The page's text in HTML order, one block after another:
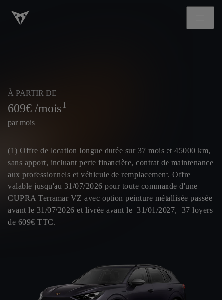
À PARTIR DE
609€ /mois1
par mois
(1) Offre de location longue durée sur 37 mois et 45000 km,
sans apport, incluant perte financière, contrat de maintenance
aux professionnels et véhicule de remplacement. Offre
valable jusqu'au 31/07/2026 pour toute commande d'une
CUPRA Terramar VZ avec option peinture métallisée passée
avant le 31/07/2026 et livrée avant le 31/01/2027, 37 loyers
de 609€ TTC.